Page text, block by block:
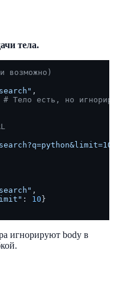
тела.
возможно)
,
# Тело есть, но
,
: 10}
игнорируют body в